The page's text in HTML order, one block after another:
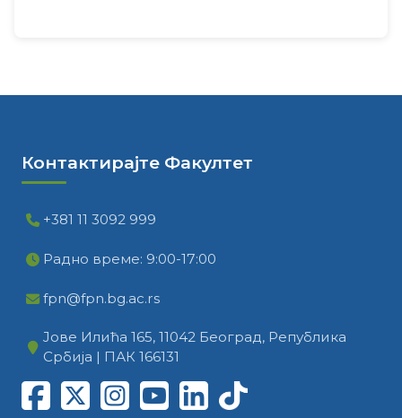
Контактирајте Факултет
+381 11 3092 999
Радно време: 9:00-17:00
fpn@fpn.bg.ac.rs
Јове Илића 165, 11042 Београд, Република
Србија | ПАК 166131